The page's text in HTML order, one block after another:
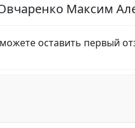
Максим
оставить первый